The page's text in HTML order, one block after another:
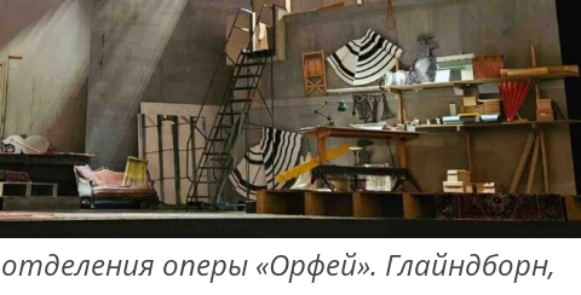
оперы «Орфей». Глайндборн,